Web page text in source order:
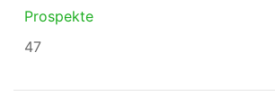
Prospekte
47